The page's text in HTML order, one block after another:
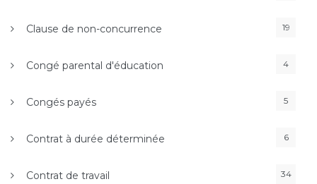
Clause de non-concurrence 19
Congé parental d'éducation 4
Congés payés 5
Contrat à durée déterminée 6
Contrat de travail 34